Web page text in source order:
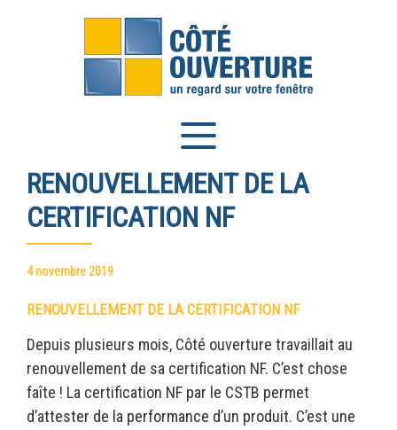
RENOUVELLEMENT DE LA
CERTIFICATION NF
4 novembre 2019
RENOUVELLEMENT DE LA CERTIFICATION NF
Depuis plusieurs mois, Côté ouverture travaillait au
renouvellement de sa certification NF. C’est chose
faîte ! La certification NF par le CSTB permet
d’attester de la performance d’un produit. C’est une